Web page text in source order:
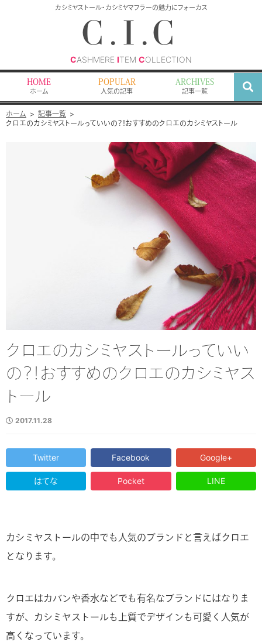
カシミヤストール・カシミヤマフラーの魅力にフォーカス
C.I.C
CASHMERE ITEM COLLECTION
HOME
ホーム
POPULAR
人気の記事
ARCHIVES
記事一覧
索
ホーム
記事一覧
クロエのカシミヤストールっていいの？！おすすめのクロエのカシミヤストール
クロエのカシミヤストールっていい
の？！おすすめのクロエのカシミヤス
トール
2017.11.28
Twitter Facebook Google+
はてな Pocket LINE
カシミヤストールの中でも人気のブランドと言えばクロエ
となります。
クロエはカバンや香水などでも有名なブランドにはなりま
すが、カシミヤストールも上質でデザインも可愛く人気が
高くなっています。